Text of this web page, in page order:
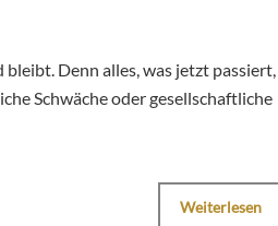
Denn alles, was jetzt passiert,
Schwäche oder gesellschaftliche
Weiterlesen